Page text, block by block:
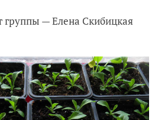
группы — Елена Скибицкая